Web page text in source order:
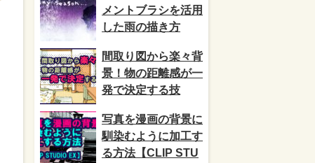
メントブラシを活用
した雨の描き方
間取り図から楽々背
景！物の距離感が一
発で決定する技
写真を漫画の背景に
馴染むように加工す
る方法【CLIP STU